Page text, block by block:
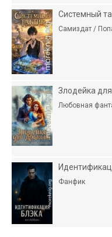
Системный
Самиздат /
Злодейка
Любовная
Фанфик